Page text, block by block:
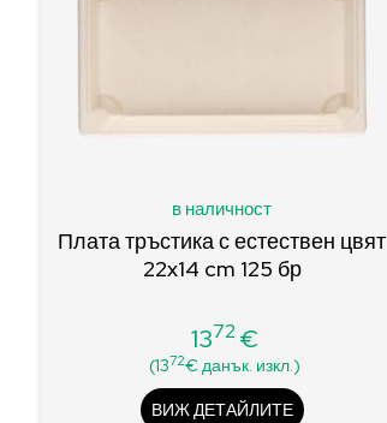
в наличност
Плата тръстика с естествен цвят
22x14 cm 125 бр
Цена
1372 €
(1372€ данък. изкл.)
ВИЖ ДЕТАЙЛИТЕ